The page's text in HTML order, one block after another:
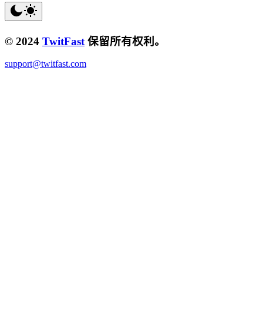
© 2024 TwitFast 保留所有权利。
support@twitfast.com